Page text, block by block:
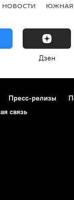
НОВОСТИ ЮЖНАЯ
Дзен
Пресс-релизы
связь